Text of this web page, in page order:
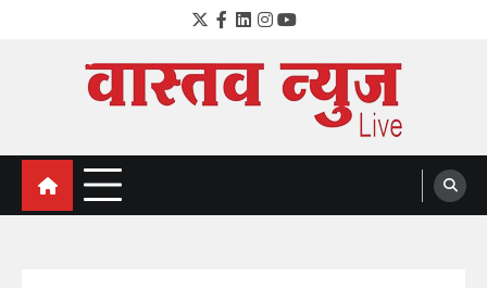
Twitter
Facebook
LinkedIn
Instagram
YouTube
VastavNEWSLive.com
a leading NEWS portal of Maharahstra